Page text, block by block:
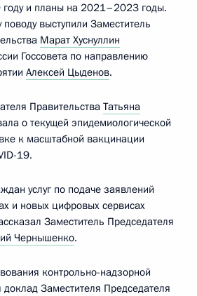
году и планы на 2021–2023 годы.
выступили Заместитель
Марат Хуснуллин
Госсовета по направлению
Алексей Цыденов.
Правительства Татьяна
о текущей эпидемиологической
к масштабной вакцинации
19.
услуг по подаче заявлений
и новых цифровых сервисах
Заместитель Председателя
Чернышенко.
контрольно-надзорной
доклад Заместителя Председателя